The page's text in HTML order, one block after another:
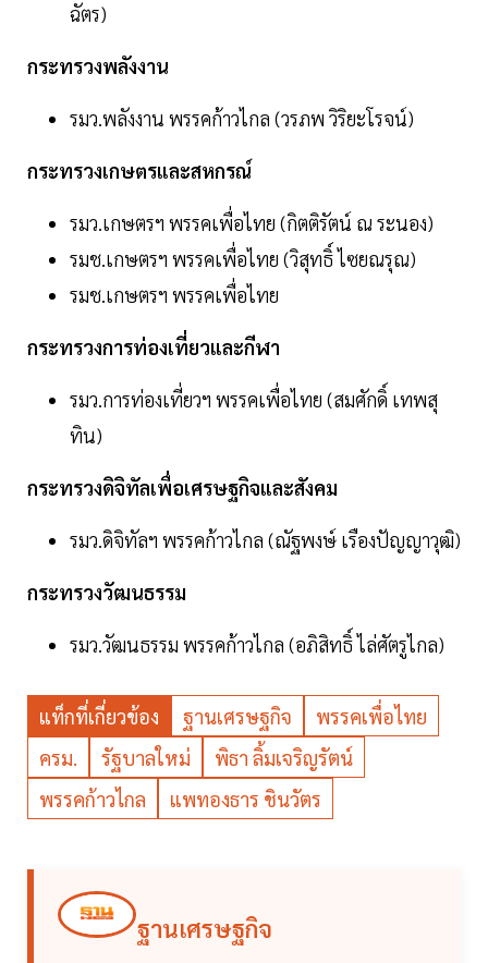
ฉัตร)
กระทรวงพลังงาน
รมว.พลังงาน พรรคก้าวไกล (วรภพ วิริยะโรจน์)
กระทรวงเกษตรและสหกรณ์
รมว.เกษตรฯ พรรคเพื่อไทย (กิตติรัตน์ ณ ระนอง)
รมช.เกษตรฯ พรรคเพื่อไทย (วิสุทธิ์ ไซยณรุณ)
รมช.เกษตรฯ พรรคเพื่อไทย
กระทรวงการท่องเที่ยวและกีฬา
รมว.การท่องเที่ยวฯ พรรคเพื่อไทย (สมศักดิ์ เทพสุ
ทิน)
กระทรวงดิจิทัลเพื่อเศรษฐกิจและสังคม
รมว.ดิจิทัลฯ พรรคก้าวไกล (ณัฐพงษ์ เรืองปัญญาวุฒิ)
กระทรวงวัฒนธรรม
รมว.วัฒนธรรม พรรคก้าวไกล (อภิสิทธิ์ ไล่ศัตรูไกล)
แท็กที่เกี่ยวข้อง ฐานเศรษฐกิจ
พรรคเพื่อไทย
ครม.
รัฐบาลใหม่
พิธา ลิ้มเจริญรัตน์
พรรคก้าวไกล
แพทองธาร ชินวัตร
ฐานเศรษฐกิจ